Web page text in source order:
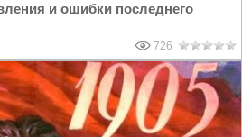
и ошибки последнего
726